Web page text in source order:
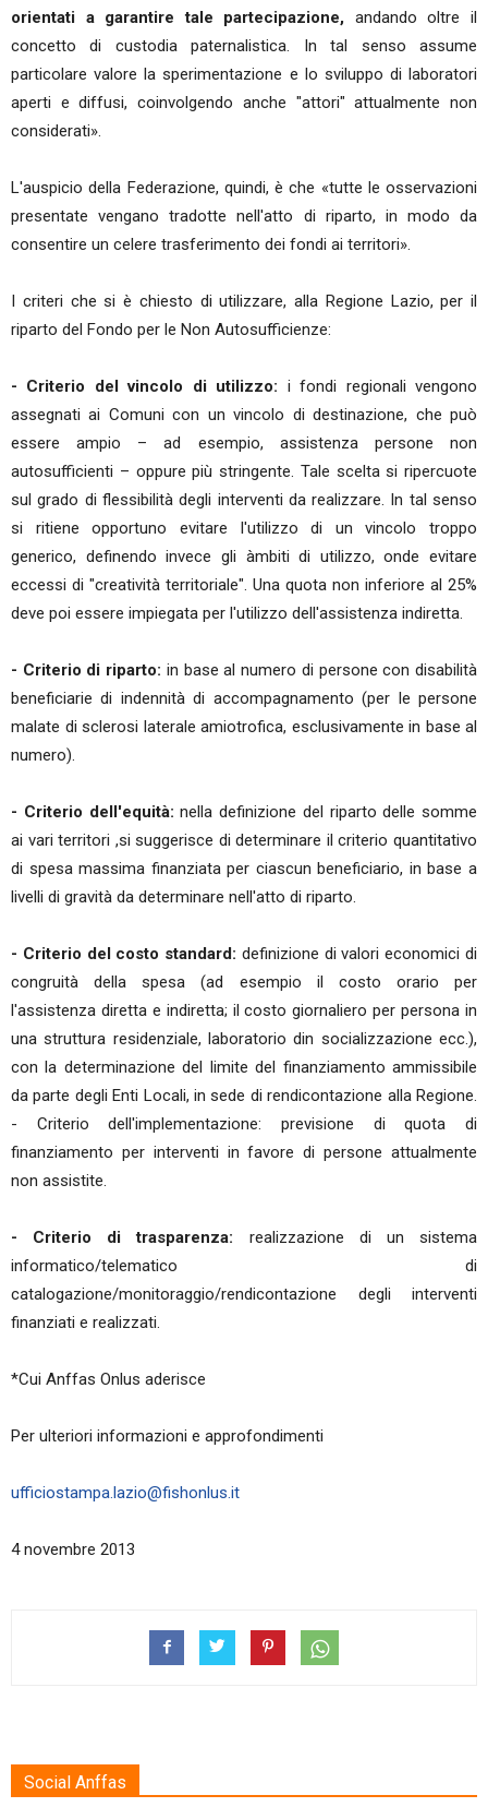
orientati a garantire tale partecipazione, andando oltre il
concetto di custodia paternalistica. In tal senso assume
particolare valore la sperimentazione e lo sviluppo di laboratori
aperti e diffusi, coinvolgendo anche "attori" attualmente non
considerati».
L'auspicio della Federazione, quindi, è che «tutte le osservazioni
presentate vengano tradotte nell'atto di riparto, in modo da
consentire un celere trasferimento dei fondi ai territori».
I criteri che si è chiesto di utilizzare, alla Regione Lazio, per il
riparto del Fondo per le Non Autosufficienze:
- Criterio del vincolo di utilizzo: i fondi regionali vengono
assegnati ai Comuni con un vincolo di destinazione, che può
essere ampio – ad esempio, assistenza persone non
autosufficienti – oppure più stringente. Tale scelta si ripercuote
sul grado di flessibilità degli interventi da realizzare. In tal senso
si ritiene opportuno evitare l'utilizzo di un vincolo troppo
generico, definendo invece gli àmbiti di utilizzo, onde evitare
eccessi di "creatività territoriale". Una quota non inferiore al 25%
deve poi essere impiegata per l'utilizzo dell'assistenza indiretta.
- Criterio di riparto: in base al numero di persone con disabilità
beneficiarie di indennità di accompagnamento (per le persone
malate di sclerosi laterale amiotrofica, esclusivamente in base al
numero).
- Criterio dell'equità: nella definizione del riparto delle somme
ai vari territori ,si suggerisce di determinare il criterio quantitativo
di spesa massima finanziata per ciascun beneficiario, in base a
livelli di gravità da determinare nell'atto di riparto.
- Criterio del costo standard: definizione di valori economici di
congruità della spesa (ad esempio il costo orario per
l'assistenza diretta e indiretta; il costo giornaliero per persona in
una struttura residenziale, laboratorio din socializzazione ecc.),
con la determinazione del limite del finanziamento ammissibile
da parte degli Enti Locali, in sede di rendicontazione alla Regione.
- Criterio dell'implementazione: previsione di quota di
finanziamento per interventi in favore di persone attualmente
non assistite.
- Criterio di trasparenza: realizzazione di un sistema
informatico/telematico di
catalogazione/monitoraggio/rendicontazione degli interventi
finanziati e realizzati.
*Cui Anffas Onlus aderisce
Per ulteriori informazioni e approfondimenti
ufficiostampa.lazio@fishonlus.it
4 novembre 2013
Social Anffas